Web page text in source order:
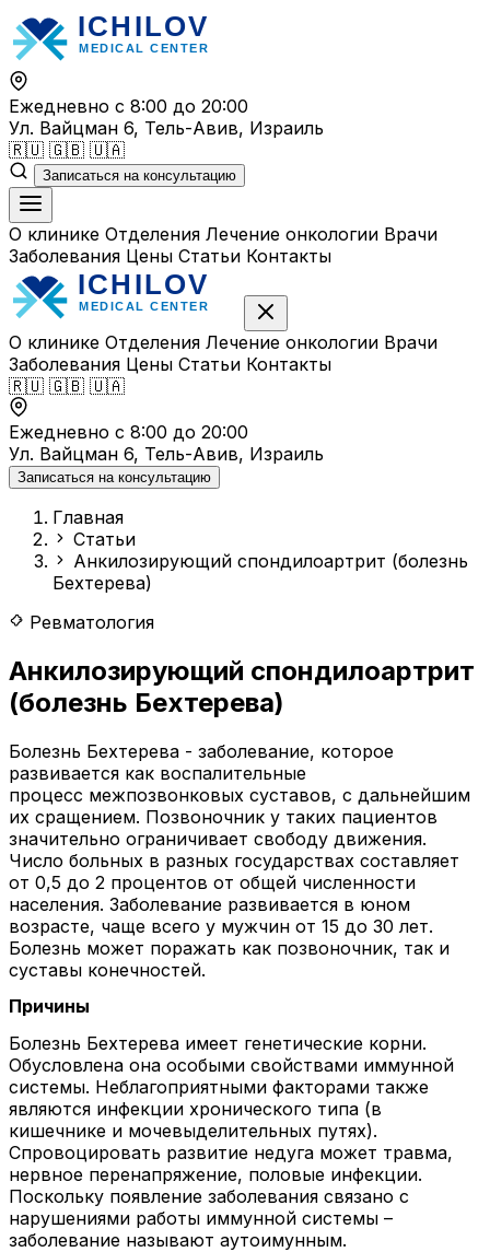
Перейти
к
содержимому
Ежедневно с 8:00 до 20:00
Ул. Вайцман 6, Тель-Авив, Израиль
🇷🇺 🇬🇧 🇺🇦
Записаться на консультацию
О клинике Отделения Лечение онкологии Врачи
Заболевания Цены Статьи Контакты
О клинике Отделения Лечение онкологии Врачи
Заболевания Цены Статьи Контакты
🇷🇺 🇬🇧 🇺🇦
Ежедневно с 8:00 до 20:00
Ул. Вайцман 6, Тель-Авив, Израиль
Записаться на консультацию
Главная
Статьи
Анкилозирующий спондилоартрит (болезнь
Бехтерева)
Ревматология
Анкилозирующий спондилоартрит
(болезнь Бехтерева)
Болезнь Бехтерева - заболевание, которое
развивается как воспалительные
процесс межпозвонковых суставов, с дальнейшим
их сращением. Позвоночник у таких пациентов
значительно ограничивает свободу движения.
Число больных в разных государствах составляет
от 0,5 до 2 процентов от общей численности
населения. Заболевание развивается в юном
возрасте, чаще всего у мужчин от 15 до 30 лет.
Болезнь может поражать как позвоночник, так и
суставы конечностей.
Причины
Болезнь Бехтерева имеет генетические корни.
Обусловлена она особыми свойствами иммунной
системы. Неблагоприятными факторами также
являются инфекции хронического типа (в
кишечнике и мочевыделительных путях).
Спровоцировать развитие недуга может травма,
нервное перенапряжение, половые инфекции.
Поскольку появление заболевания связано с
нарушениями работы иммунной системы –
заболевание называют аутоимунным.